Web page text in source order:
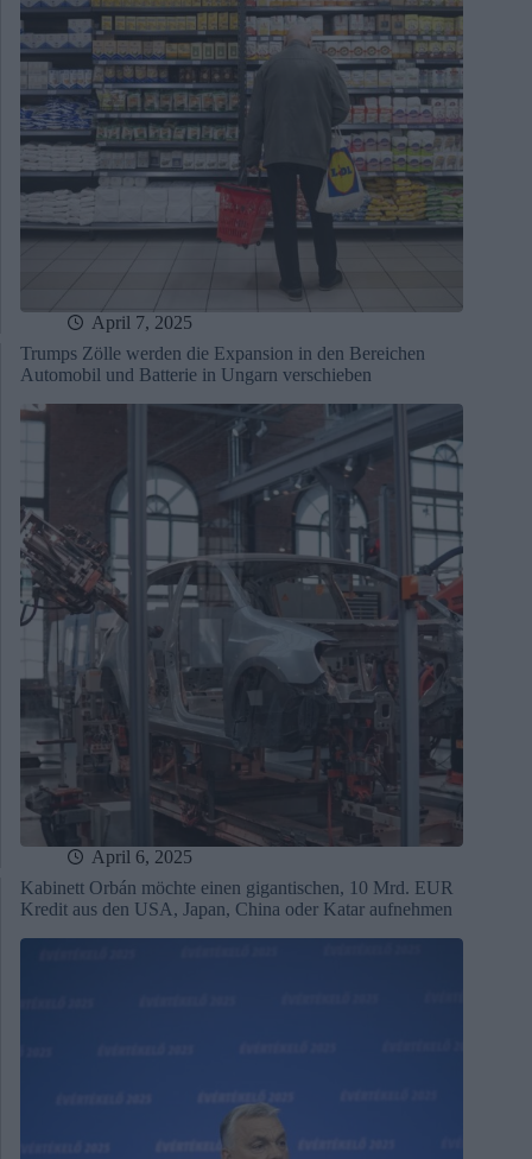
April 7, 2025
Trumps Zölle werden die Expansion in den Bereichen
Automobil und Batterie in Ungarn verschieben
April 6, 2025
Kabinett Orbán möchte einen gigantischen, 10 Mrd. EUR
Kredit aus den USA, Japan, China oder Katar aufnehmen